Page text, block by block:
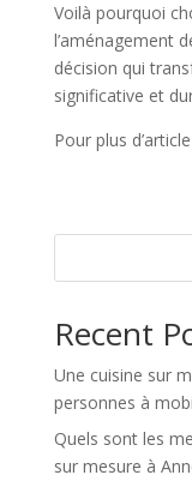
Voilà pourquoi
l’aménagement
décision qui
significative et
Pour plus
Recent
Une cuisine sur
personnes à
Quels sont les
sur mesure à